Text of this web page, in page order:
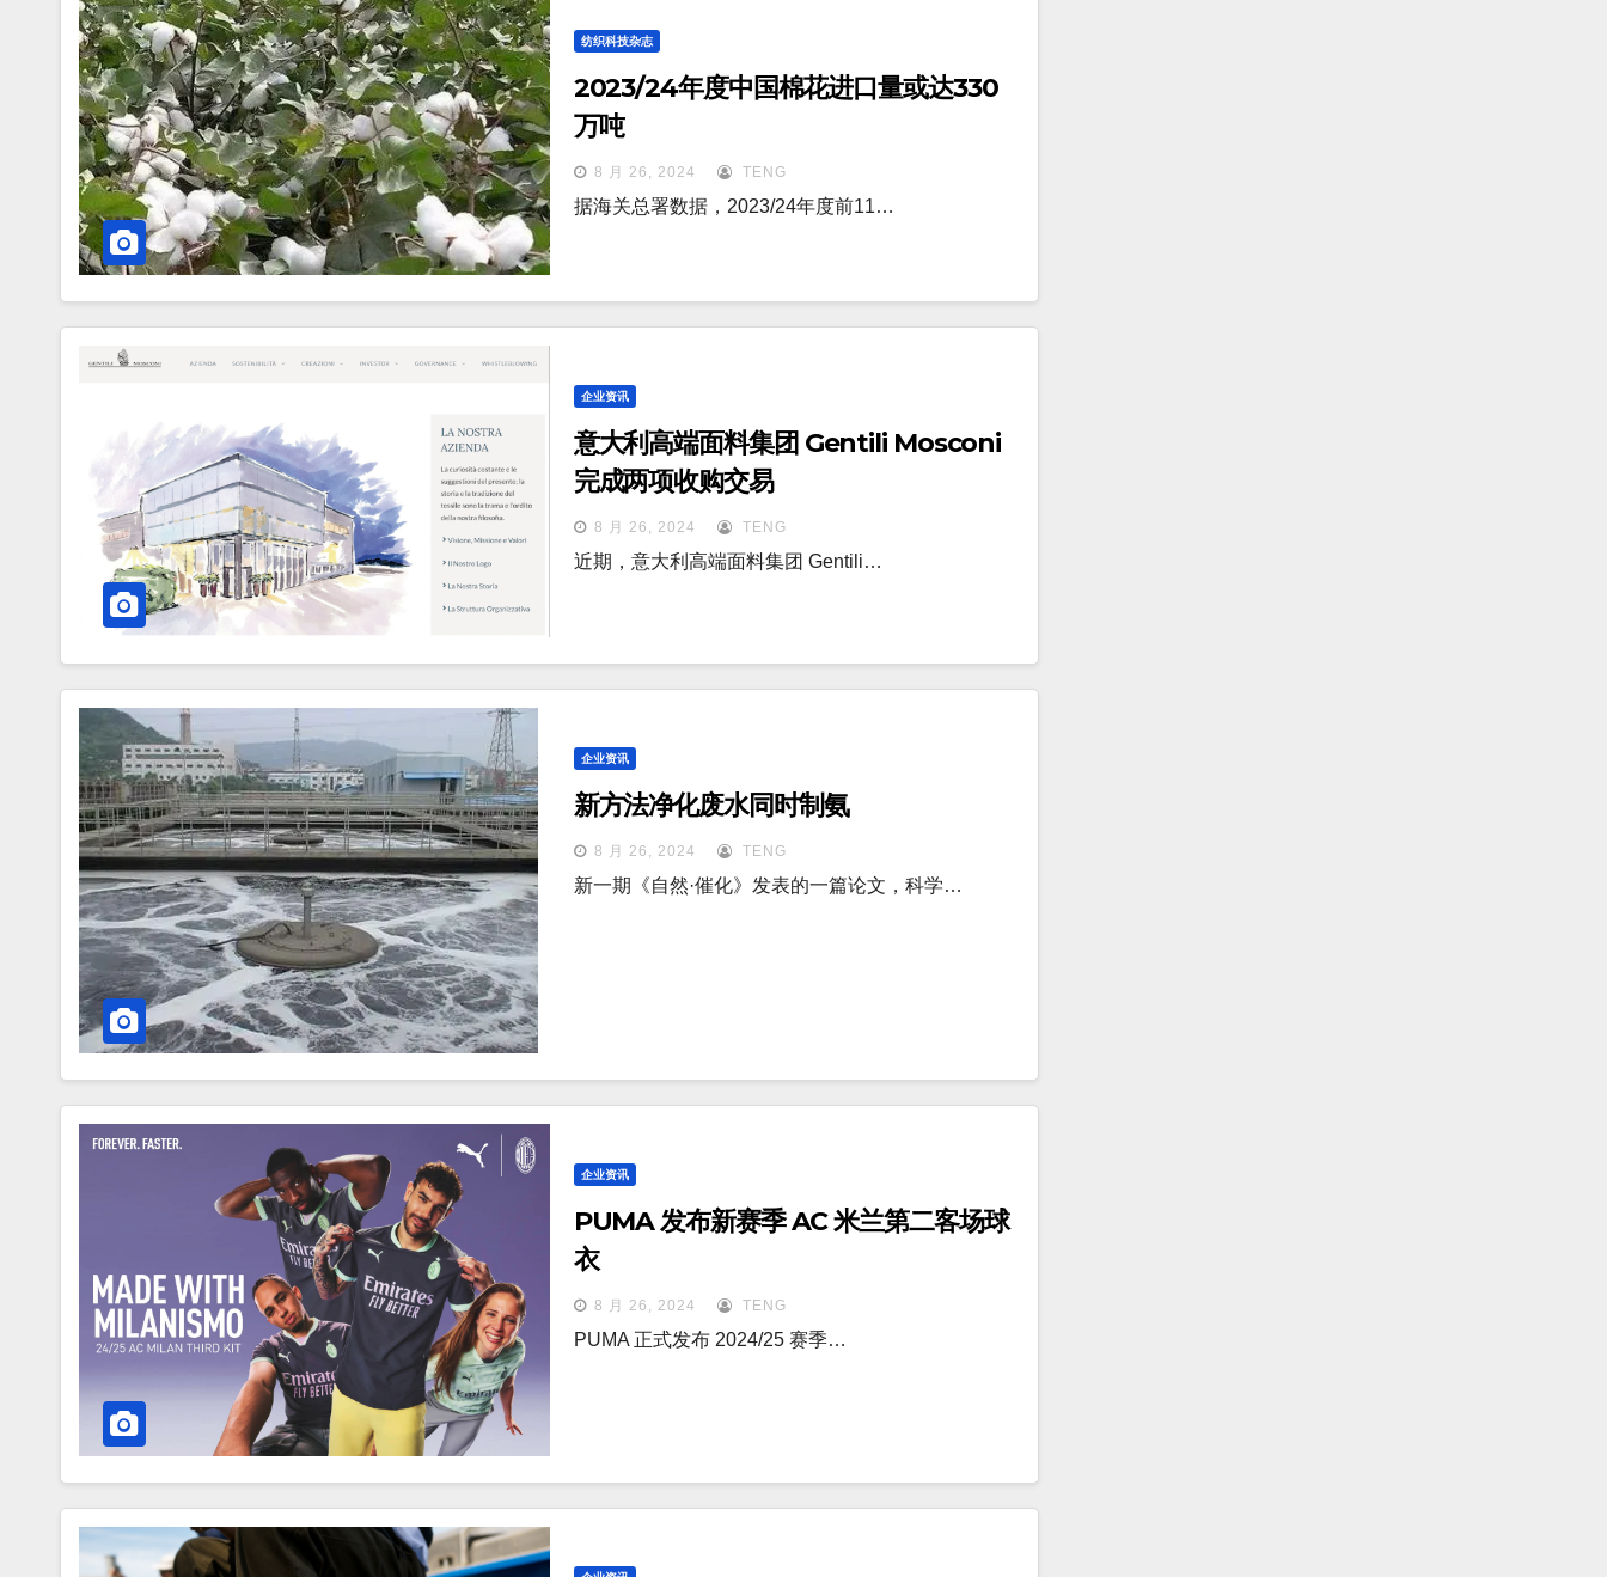
纺织科技杂志
2023/24年度中国棉花进口量或达330
万吨
8 月 26, 2024 TENG
据海关总署数据，2023/24年度前11…
企业资讯
意大利高端面料集团 Gentili Mosconi
完成两项收购交易
8 月 26, 2024 TENG
近期，意大利高端面料集团 Gentili…
企业资讯
新方法净化废水同时制氨
8 月 26, 2024 TENG
新一期《自然·催化》发表的一篇论文，科学…
企业资讯
PUMA 发布新赛季 AC 米兰第二客场球
衣
8 月 26, 2024 TENG
PUMA 正式发布 2024/25 赛季…